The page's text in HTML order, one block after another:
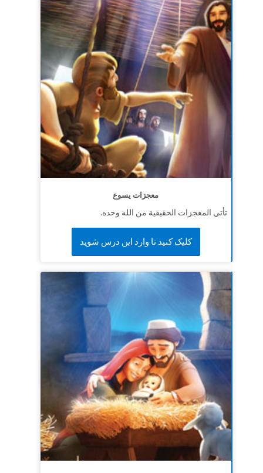
معجزات يسوع
تأتي المعجزات الحقيقية من الله وحده.
کلیک کنید تا وارد این درس شوید